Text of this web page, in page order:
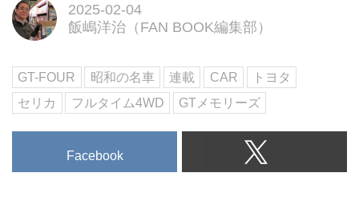
2025-02-04
飯嶋洋治（FAN BOOK編集部）
GT-FOUR 昭和の名車 連載 CAR
トヨタ
セリカ
フルタイム4WD GTメモリーズ
Facebook